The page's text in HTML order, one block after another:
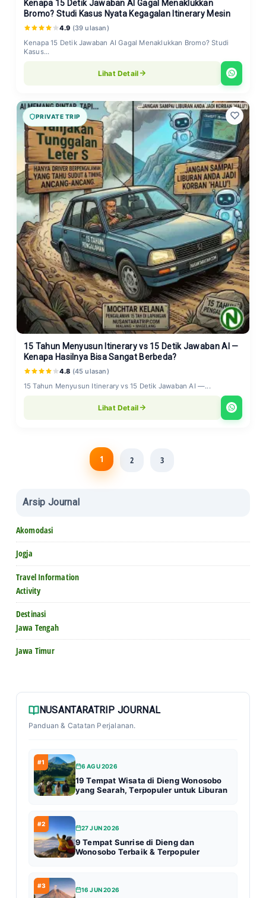
Kenapa 15 Detik Jawaban AI Gagal Menaklukkan
Bromo? Studi Kasus Nyata Kegagalan Itinerary Mesin
4.9 (39 ulasan)
Kenapa 15 Detik Jawaban AI Gagal Menaklukkan Bromo? Studi
Kasus...
Lihat Detail
PRIVATE TRIP
15 Tahun Menyusun Itinerary vs 15 Detik Jawaban AI —
Kenapa Hasilnya Bisa Sangat Berbeda?
4.8 (45 ulasan)
15 Tahun Menyusun Itinerary vs 15 Detik Jawaban AI —...
Lihat Detail
1 2 3
Arsip Journal
Akomodasi
Jogja
Travel Information
Activity
Destinasi
Jawa Tengah
Jawa Timur
NUSANTARATRIP JOURNAL
Panduan & Catatan Perjalanan.
#1
6 AGU 2026
19 Tempat Wisata di Dieng Wonosobo
yang Searah, Terpopuler untuk Liburan
#2
27 JUN 2026
9 Tempat Sunrise di Dieng dan
Wonosobo Terbaik & Terpopuler
#3
16 JUN 2026